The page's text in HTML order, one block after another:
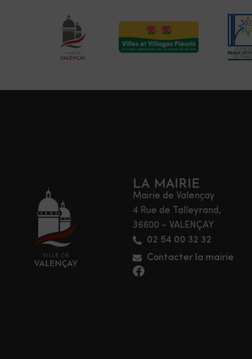
LA MAIRIE
Mairie de Valençay
4 Rue de Talleyrand,
36600 – VALENÇAY
02 54 00 32 32
Contacter la mairie